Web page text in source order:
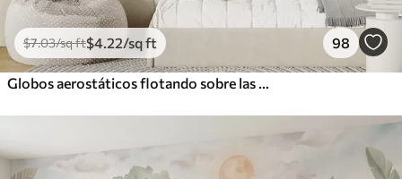
$7.03/sq ft$4 .22/sq ft 98